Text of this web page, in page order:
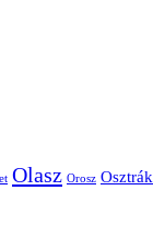
Olasz Orosz Osztrák